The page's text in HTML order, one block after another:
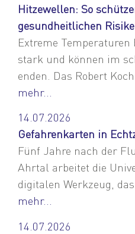
Hitzewellen: So
gesundheitlichen
Extreme
stark und können im
enden. Das Robert
mehr...
14.07.2026
Gefahrenkarten in
Fünf Jahre nach der
Ahrtal arbeitet die
digitalen Werkzeug,
mehr...
14.07.2026